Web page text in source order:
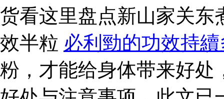
货看这里盘点新山家关东
效半粒 必利勁的功效持
粉，才能给身体带来好处